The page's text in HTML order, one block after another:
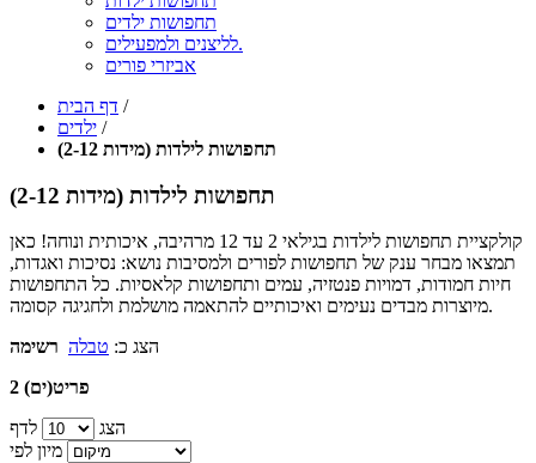
תחפושות ילדים
לליצנים ולמפעילים.
אביזרי פורים
דף הבית /
ילדים /
תחפושות לילדות (מידות 2-12)
תחפושות לילדות (מידות 2-12)
קולקציית תחפושות לילדות בגילאי 2 עד 12 מרהיבה, איכותית ונוחה! כאן
תמצאו מבחר ענק של תחפושות לפורים ולמסיבות נושא: נסיכות ואגדות,
חיות חמודות, דמויות פנטזיה, עמים ותחפושות קלאסיות. כל התחפושות
מיוצרות מבדים נעימים ואיכותיים להתאמה מושלמת ולחגיגה קסומה.
הצג כ: טבלה רשימה
2 פריט(ים)
הצג
לדף
מיון לפי